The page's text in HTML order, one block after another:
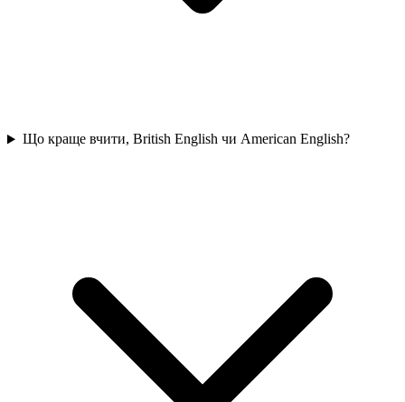
Що краще вчити, British English чи American English?